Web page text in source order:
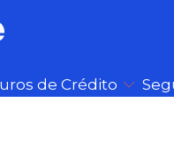
de Crédito